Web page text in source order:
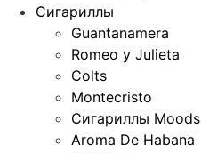
Сигариллы
Guantanamera
Romeo y Julieta
Colts
Montecristo
Сигариллы Moods
Aroma De Habana